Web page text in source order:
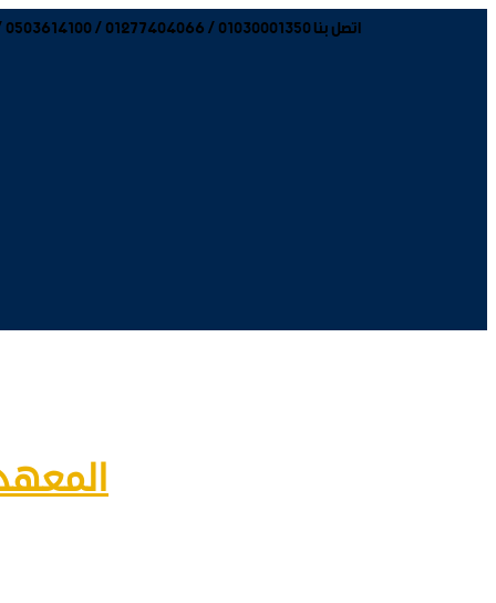
اتصل بنا 01030001350 / 01277404066 / 0503614100 / 0503614200 / 0503614300